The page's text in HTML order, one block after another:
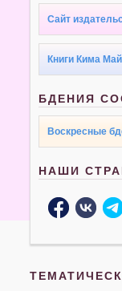
Сайт
Книги Кима
БДЕНИЯ
Воскресные
НАШИ